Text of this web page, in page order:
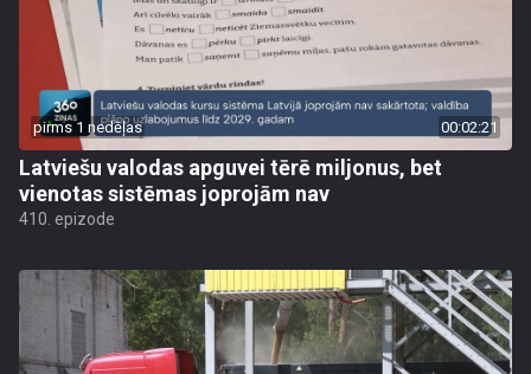
pirms 1 nedēļas 00:02:21
Latviešu valodas apguvei tērē miljonus, bet
vienotas sistēmas joprojām nav
410. epizode